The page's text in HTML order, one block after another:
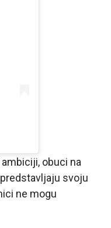
obuci na
svoju
ne mogu